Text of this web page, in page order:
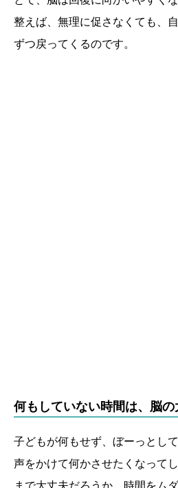
整えば、無理に促さなくても、
ずつ戻ってくるのです。
何もしていない時間は、脳
子どもが何もせず、ぼーっとし
声をかけて何かさせたくなって